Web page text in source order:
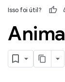
Isso foi útil?